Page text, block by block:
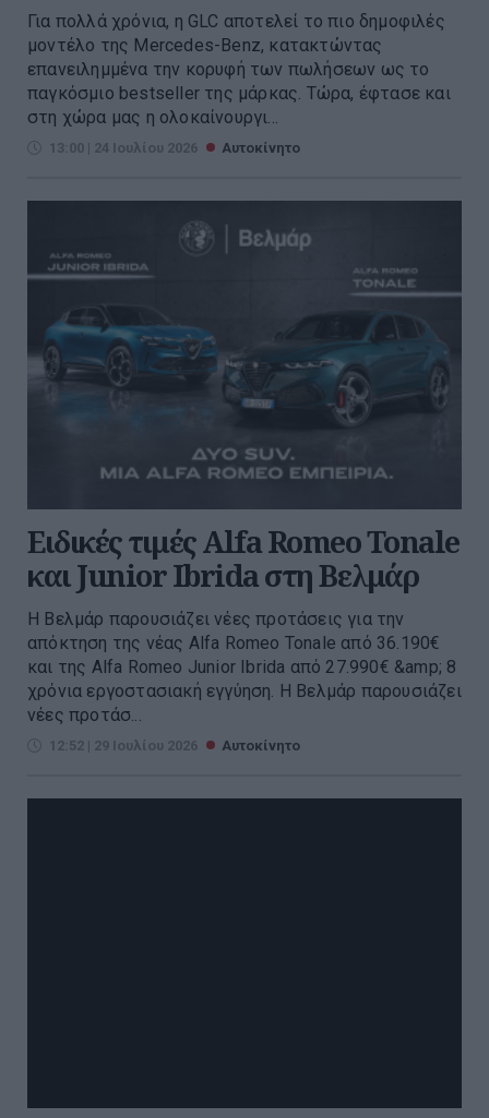
Για πολλά χρόνια, η GLC αποτελεί το πιο δημοφιλές
μοντέλο της Mercedes-Benz, κατακτώντας
επανειλημμένα την κορυφή των πωλήσεων ως το
παγκόσμιο bestseller της μάρκας. Τώρα, έφτασε και
στη χώρα μας η ολοκαίνουργι...
13:00 | 24 Ιουλίου 2026 Αυτοκίνητο
Ειδικές τιμές Alfa Romeo Tonale
και Junior Ibrida στη Βελμάρ
Η Βελμάρ παρουσιάζει νέες προτάσεις για την
απόκτηση της νέας Alfa Romeo Tonale από 36.190€
και της Alfa Romeo Junior Ibrida από 27.990€ &amp; 8
χρόνια εργοστασιακή εγγύηση. Η Βελμάρ παρουσιάζει
νέες προτάσ...
12:52 | 29 Ιουλίου 2026 Αυτοκίνητο